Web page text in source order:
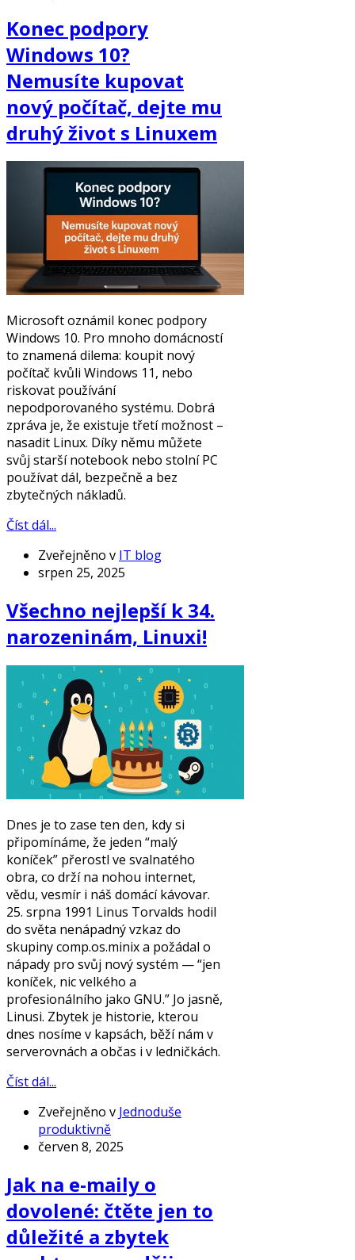
Konec podpory
Windows 10?
Nemusíte kupovat
nový počítač, dejte mu
druhý život s Linuxem
Microsoft oznámil konec podpory
Windows 10. Pro mnoho domácností
to znamená dilema: koupit nový
počítač kvůli Windows 11, nebo
riskovat používání
nepodporovaného systému. Dobrá
zpráva je, že existuje třetí možnost –
nasadit Linux. Díky němu můžete
svůj starší notebook nebo stolní PC
používat dál, bezpečně a bez
zbytečných nákladů.
Číst dál...
Zveřejněno v IT blog
srpen 25, 2025
Všechno nejlepší k 34.
narozeninám, Linuxi!
Dnes je to zase ten den, kdy si
připomínáme, že jeden “malý
koníček” přerostl ve svalnatého
obra, co drží na nohou internet,
vědu, vesmír i náš domácí kávovar.
25. srpna 1991 Linus Torvalds hodil
do světa nenápadný vzkaz do
skupiny comp.os.minix a požádal o
nápady pro svůj nový systém — “jen
koníček, nic velkého a
profesionálního jako GNU.” Jo jasně,
Linusi. Zbytek je historie, kterou
dnes nosíme v kapsách, běží nám v
serverovnách a občas i v ledničkách.
Číst dál...
Zveřejněno v Jednoduše
produktivně
červen 8, 2025
Jak na e-maily o
dovolené: čtěte jen to
důležité a zbytek